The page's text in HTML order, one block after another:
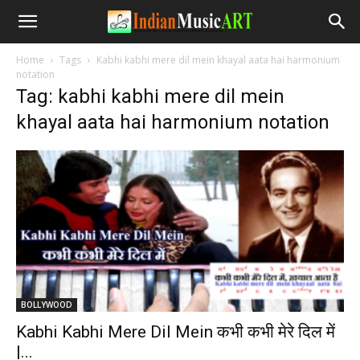
Home Tags
Kabhi kabhi mere dil mein khayal aata hai harmonium
notation
Tag: kabhi kabhi mere dil mein
khayal aata hai harmonium notation
BOLLYWOOD
Kabhi Kabhi Mere Dil Mein कभी कभी मेरे दिल में
|...